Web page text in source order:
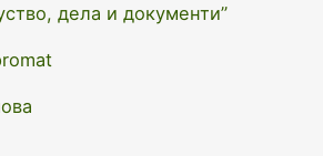
дела и документи”